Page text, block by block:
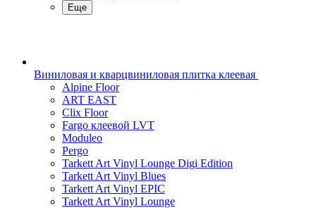
Еще
Виниловая и кварцвиниловая плитка клеевая
Alpine Floor
ART EAST
Clix Floor
Fargo клеевой LVT
Moduleo
Pergo
Tarkett Art Vinyl Lounge Digi Edition
Tarkett Art Vinyl Blues
Tarkett Art Vinyl EPIC
Tarkett Art Vinyl Lounge